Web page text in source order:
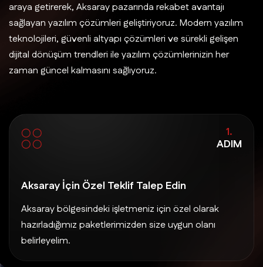
araya getirerek, Aksaray pazarında rekabet avantajı
sağlayan yazılım çözümleri geliştiriyoruz. Modern yazılım
teknolojileri, güvenli altyapı çözümleri ve sürekli gelişen
dijital dönüşüm trendleri ile yazılım çözümlerinizin her
zaman güncel kalmasını sağlıyoruz.
1.
ADIM
Aksaray İçin Özel Teklif Talep Edin
Aksaray bölgesindeki işletmeniz için özel olarak
hazırladığımız paketlerimizden size uygun olanı
belirleyelim.